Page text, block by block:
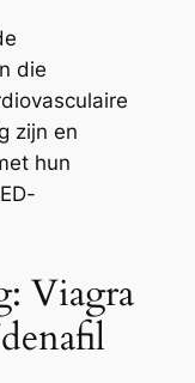
die
zijn en
hun
Viagra